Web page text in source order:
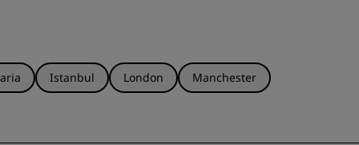
Istanbul London
Manchester